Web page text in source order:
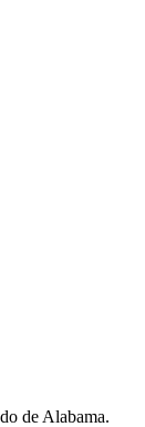
de Alabama.